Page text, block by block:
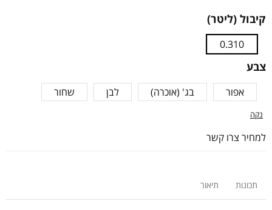
קיבול (ליטר)
0.310
צבע
אפור בג' (אוכרה) לבן שחור
נקה
למחיר צרו קשר
תכונות תיאור